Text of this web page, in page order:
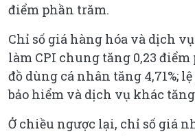
điểm phần trăm.
Chỉ số giá hàng hóa và dịch
làm CPI chung tăng 0,23
đồ dùng cá nhân tăng 4,71%;
bảo hiểm và dịch vụ khác tăng
Ở chiều ngược lại, chỉ số giá